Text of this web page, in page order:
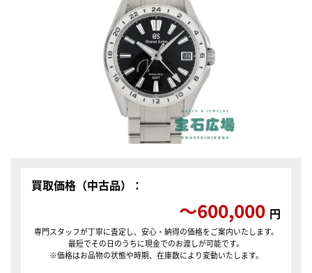
買取価格（中古品）：
〜600,000 円
専門スタッフが丁寧に査定し、安心・納得の価格をご案内いたします。
最短でその日のうちに現金でのお渡しが可能です。
※価格はお品物の状態や時期、在庫数により変動いたします。